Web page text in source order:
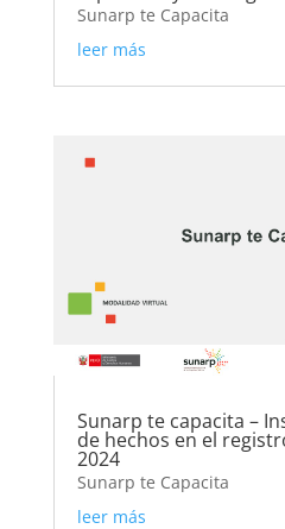
Sunarp te Capacita
leer más
Sunarp te capacita –
de hechos en el
2024
Sunarp te Capacita
leer más